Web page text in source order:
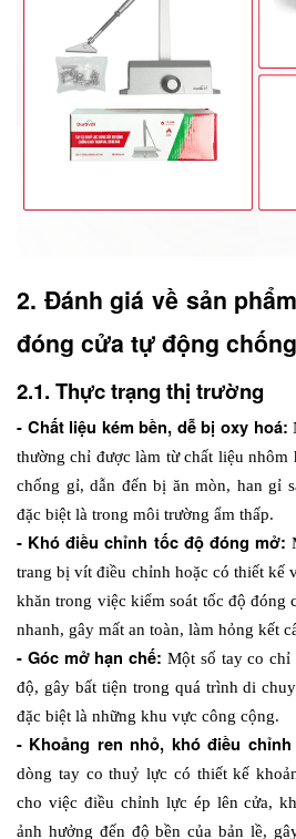
2. Đánh giá về sản
đóng cửa tự động
2.1. Thực trạng thị trường
- Chất liệu kém bền, dễ bị oxy hoá:
thường chỉ được làm từ chất liệu nhôm
chống gỉ, dẫn đến bị ăn mòn, han gỉ
đặc biệt là trong môi trường ẩm thấp.
- Khó điều chỉnh tốc độ đóng mở:
trang bị vít điều chỉnh hoặc có thiết kế
khăn trong việc kiểm soát tốc độ đóng
nhanh, gây mất an toàn, làm hỏng kết
- Góc mở hạn chế: Một số tay co chỉ
độ, gây bất tiện trong quá trình di
đặc biệt là những khu vực công cộng.
- Khoảng ren nhỏ, khó điều
dòng tay co thuỷ lực có thiết kế
cho việc điều chỉnh lực ép lên cửa,
ảnh hưởng đến độ bền của bản lề,